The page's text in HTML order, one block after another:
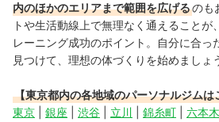
内のほかのエリアまで範囲を広げるのも
トや生活動線上で無理なく通えることが
レーニング成功のポイント。自分に合っ
見つけて、理想の体づくりを始めましょ
【東京都内の各地域のパーソナルジムは
東京
銀座 渋谷 立川 錦糸町 六本木